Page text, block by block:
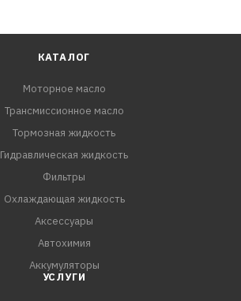
КАТАЛОГ
Моторное масло
Трансмиссионное масло
Тормозная жидкость
Гидравлическая жидкость
Фильтры
Охлаждающая жидкость
Аксессуары
Автохимия
Аккумуляторы
УСЛУГИ